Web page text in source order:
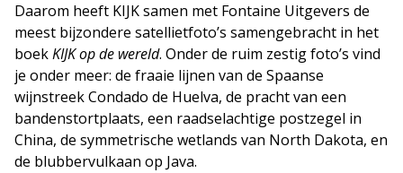
Daarom heeft KIJK samen met Fontaine Uitgevers de
meest bijzondere satellietfoto’s samengebracht in het
boekKIJK op de wereld. Onder de ruim zestig foto’s vind
je onder meer: de fraaie lijnen van de Spaanse
wijnstreek Condado de Huelva, de pracht van een
bandenstortplaats, een raadselachtige postzegel in
China, de symmetrische wetlands van North Dakota, en
de blubbervulkaan op Java.